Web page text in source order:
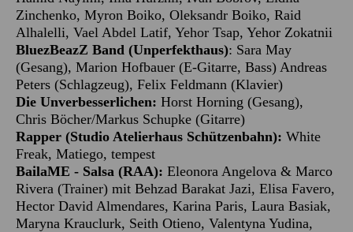
Zinchenko, Myron Boiko, Oleksandr Boiko, Raid
Alhalelli, Vael Abdel Latif, Yehor Tsap, Yehor Zokatnii
BluezBeazZ Band (Unperfekthaus): Sara May
(Gesang), Marion Hofbauer (E-Gitarre, Bass) Andreas
Peters (Schlagzeug), Felix Feldmann (Klavier)
Die Unverbesserlichen: Horst Horning (Gesang),
Chris Böcher/Markus Schupke (Gitarre)
Rapper (Studio Atelierhaus Schützenbahn): White
Freak, Matiego, tempest
BailaME - Salsa (RAA): Eleonora Angelova & Marco
Rivera (Trainer) mit Behzad Barakat Jazi, Elisa Favero,
Hector David Almendares, Karina Paris, Laura Basiak,
Maryna Krauclurk, Seith Otieno, Valentyna Yudina,